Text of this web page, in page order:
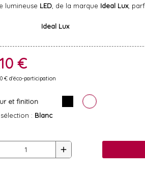
lumineuse LED, de la marque Ideal Lux,
Ideal Lux
€
€ d'éco-participation
et finition
: Blanc
add